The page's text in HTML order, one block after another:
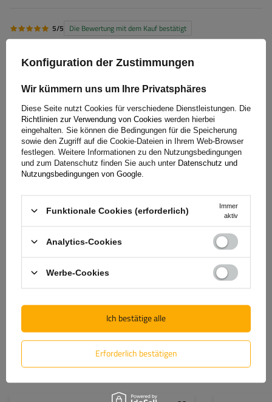
5/5 Die Bewertung mit dem Kauf bestätigt
Beschädigung und in der original Verpackung
2025-12-30
War diese Bewertung hilfreich? Ja0 Nein 0
5/5 Bewertung nicht durch Kauf bestätigt
Ersatzrad in guter Qualität und schnell geliefert. Gerne
wieder. Faires Preis/Leistungsverhältnis und softige
Verfügbarkeit verglichen mit lokalen Anbietern.
Kevin, Halberstadt
Ähnliche Produkte Sehen Sie auch
Konfiguration der Zustimmungen
Wir kümmern uns um Ihre Privatsphäres
Diese Seite nutzt Cookies für verschiedene Dienstleistungen. Die
Richtlinien zur Verwendung von Cookies werden hierbei
eingehalten. Sie können die Bedingungen für die Speicherung
sowie den Zugriff auf die Cookie-Dateien in Ihrem Web-Browser
festlegen. Weitere Informationen zu den Nutzungsbedingungen
und zum Datenschutz finden Sie auch unter Datenschutz und
Nutzungsbedingungen von Google
Funktionale Cookies (erforderlich)
Immer
aktiv
Analytics-Cookies
Werbe-Cookies
Erforderlich bestätigen
Ich bestätige alle